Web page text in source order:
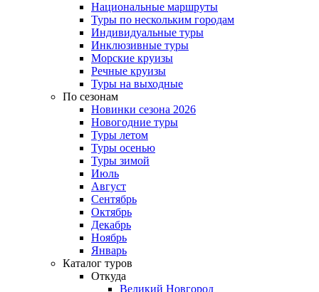
Национальные маршруты
Туры по нескольким городам
Индивидуальные туры
Инклюзивные туры
Морские круизы
Речные круизы
Туры на выходные
По сезонам
Новинки сезона 2026
Новогодние туры
Туры летом
Туры осенью
Туры зимой
Июль
Август
Сентябрь
Октябрь
Декабрь
Ноябрь
Январь
Каталог туров
Откуда
Великий Новгород